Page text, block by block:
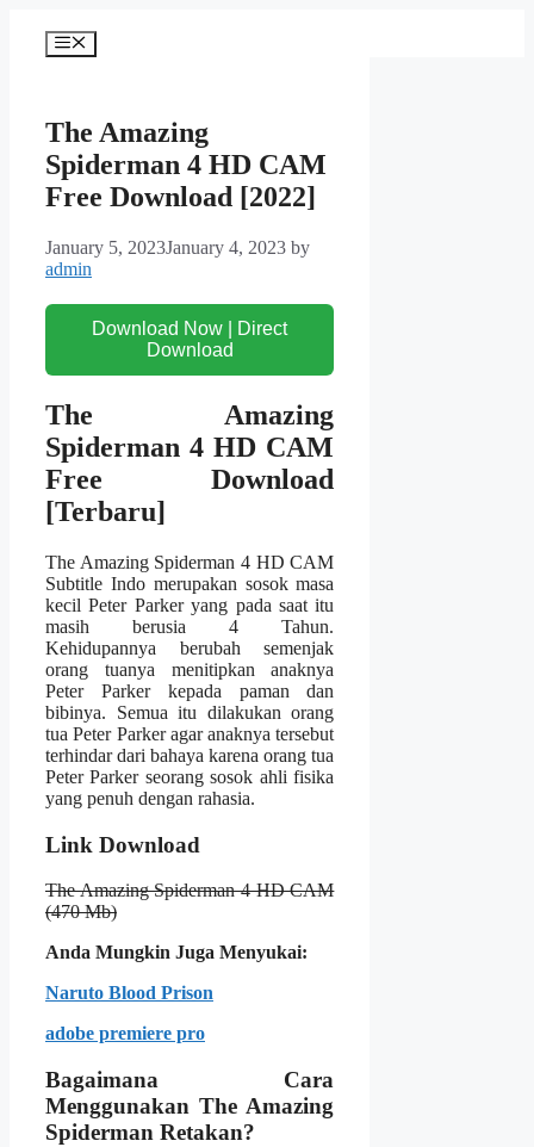
content
Menu
The Amazing
Spiderman 4 HD CAM
Free Download [2022]
January 5, 2023January 4, 2023 by
admin
Download Now | Direct
Download
The Amazing
Spiderman 4 HD CAM
Free Download
[Terbaru]
The Amazing Spiderman 4 HD CAM
Subtitle Indo merupakan sosok masa
kecil Peter Parker yang pada saat itu
masih berusia 4 Tahun.
Kehidupannya berubah semenjak
orang tuanya menitipkan anaknya
Peter Parker kepada paman dan
bibinya. Semua itu dilakukan orang
tua Peter Parker agar anaknya tersebut
terhindar dari bahaya karena orang tua
Peter Parker seorang sosok ahli fisika
yang penuh dengan rahasia.
Link Download
The Amazing Spiderman 4 HD CAM
(470 Mb)
Anda Mungkin Juga Menyukai:
Naruto Blood Prison
adobe premiere pro
Bagaimana Cara
Menggunakan The Amazing
Spiderman Retakan?